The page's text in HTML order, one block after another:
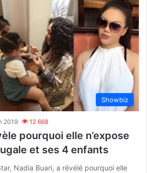
Showbiz
2019 12 668
pourquoi elle n’expose
et ses 4 enfants
Nadia Buari, a révélé pourquoi elle